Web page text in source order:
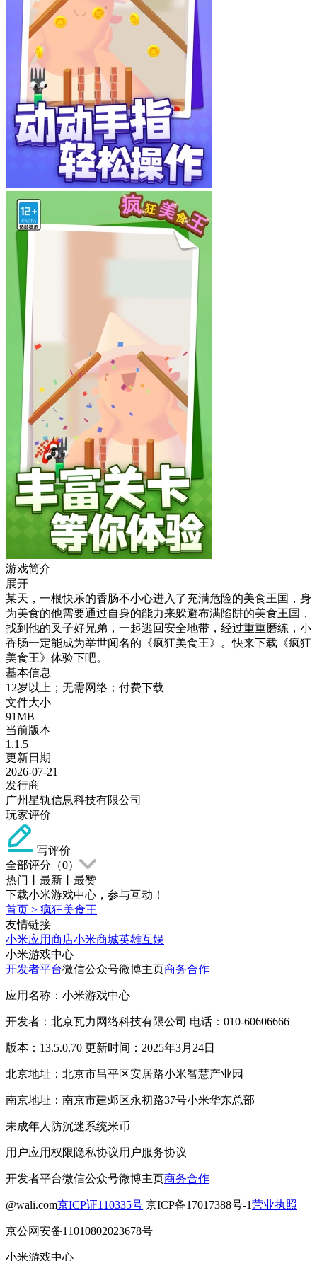
游戏简介
展开
某天，一根快乐的香肠不小心进入了充满危险的美食王国，身
为美食的他需要通过自身的能力来躲避布满陷阱的美食王国，
找到他的叉子好兄弟，一起逃回安全地带，经过重重磨练，小
香肠一定能成为举世闻名的《疯狂美食王》。快来下载《疯狂
美食王》体验下吧。
基本信息
12岁以上；无需网络；付费下载
文件大小
91MB
当前版本
1.1.5
更新日期
2026-07-21
发行商
广州星轨信息科技有限公司
玩家评价
写评价
全部评分（0）
热门
最新
最赞
下载小米游戏中心，参与互动！
首页 > 疯狂美食王
友情链接
小米应用商店小米商城英雄互娱
小米游戏中心
开发者平台微信公众号微博主页商务合作
应用名称：小米游戏中心
开发者：北京瓦力网络科技有限公司 电话：010-60606666
版本：13.5.0.70 更新时间：2025年3月24日
北京地址：北京市昌平区安居路小米智慧产业园
南京地址：南京市建邺区永初路37号小米华东总部
未成年人防沉迷系统米币
用户应用权限隐私协议用户服务协议
开发者平台微信公众号微博主页商务合作
@wali.com京ICP证110335号 京ICP备17017388号-1营业执照
京公网安备11010802023678号
小米游戏中心